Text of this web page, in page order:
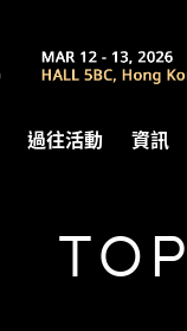
過往活動 資訊